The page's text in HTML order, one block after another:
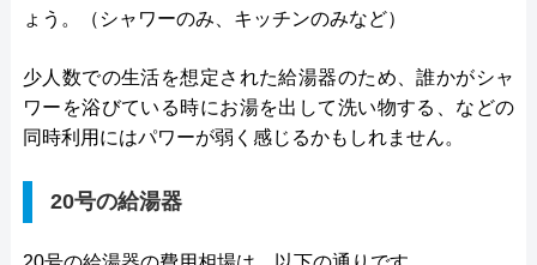
ょう。（シャワーのみ、キッチンのみなど）
少人数での生活を想定された給湯器のため、誰かがシャ
ワーを浴びている時にお湯を出して洗い物する、などの
同時利用にはパワーが弱く感じるかもしれません。
20号の給湯器